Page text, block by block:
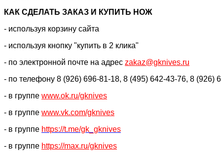
КАК CДЕЛАТЬ ЗАКАЗ И КУПИТЬ НОЖ
- используя корзину сайта
- используя кнопку "купить в 2 клика"
- по электронной почте на адрес zakaz@gknives.ru
- по телефону 8 (926) 696-81-18, 8 (495) 642-43-76, 8 (926)
- в группе www.ok.ru/gknives
- в группе www.vk.com/gknives
- в группе https://t.me/gk_gknives
- в группе https://max.ru/gknives